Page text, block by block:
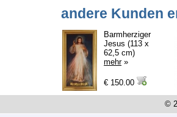
andere Kunden
Barmherziger
Jesus (113 x
62,5 cm)
mehr»
€ 150.00
©